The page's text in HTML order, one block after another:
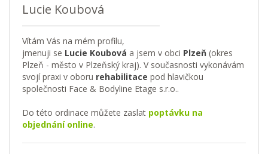
Lucie Koubová
Vítám Vás na mém profilu,
jmenuji se Lucie Koubová a jsem v obci Plzeň (okres
Plzeň - město v Plzeňský kraj). V současnosti vykonávám
svojí praxi v oboru rehabilitace pod hlavičkou
společnosti Face & Bodyline Etage s.r.o..
Do této ordinace můžete zaslat poptávku na
objednání online.